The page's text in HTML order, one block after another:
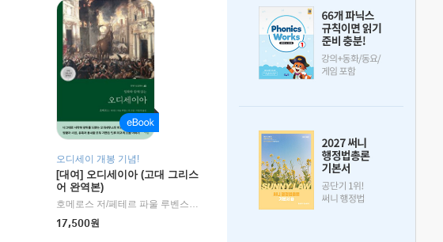
오디세이 개봉 기념!
[대여] 오디세이아 (고대 그리스
어 완역본)
호메로스 저/페테르 파울 루벤스 그림/박문재 역
현대지성
17,500원